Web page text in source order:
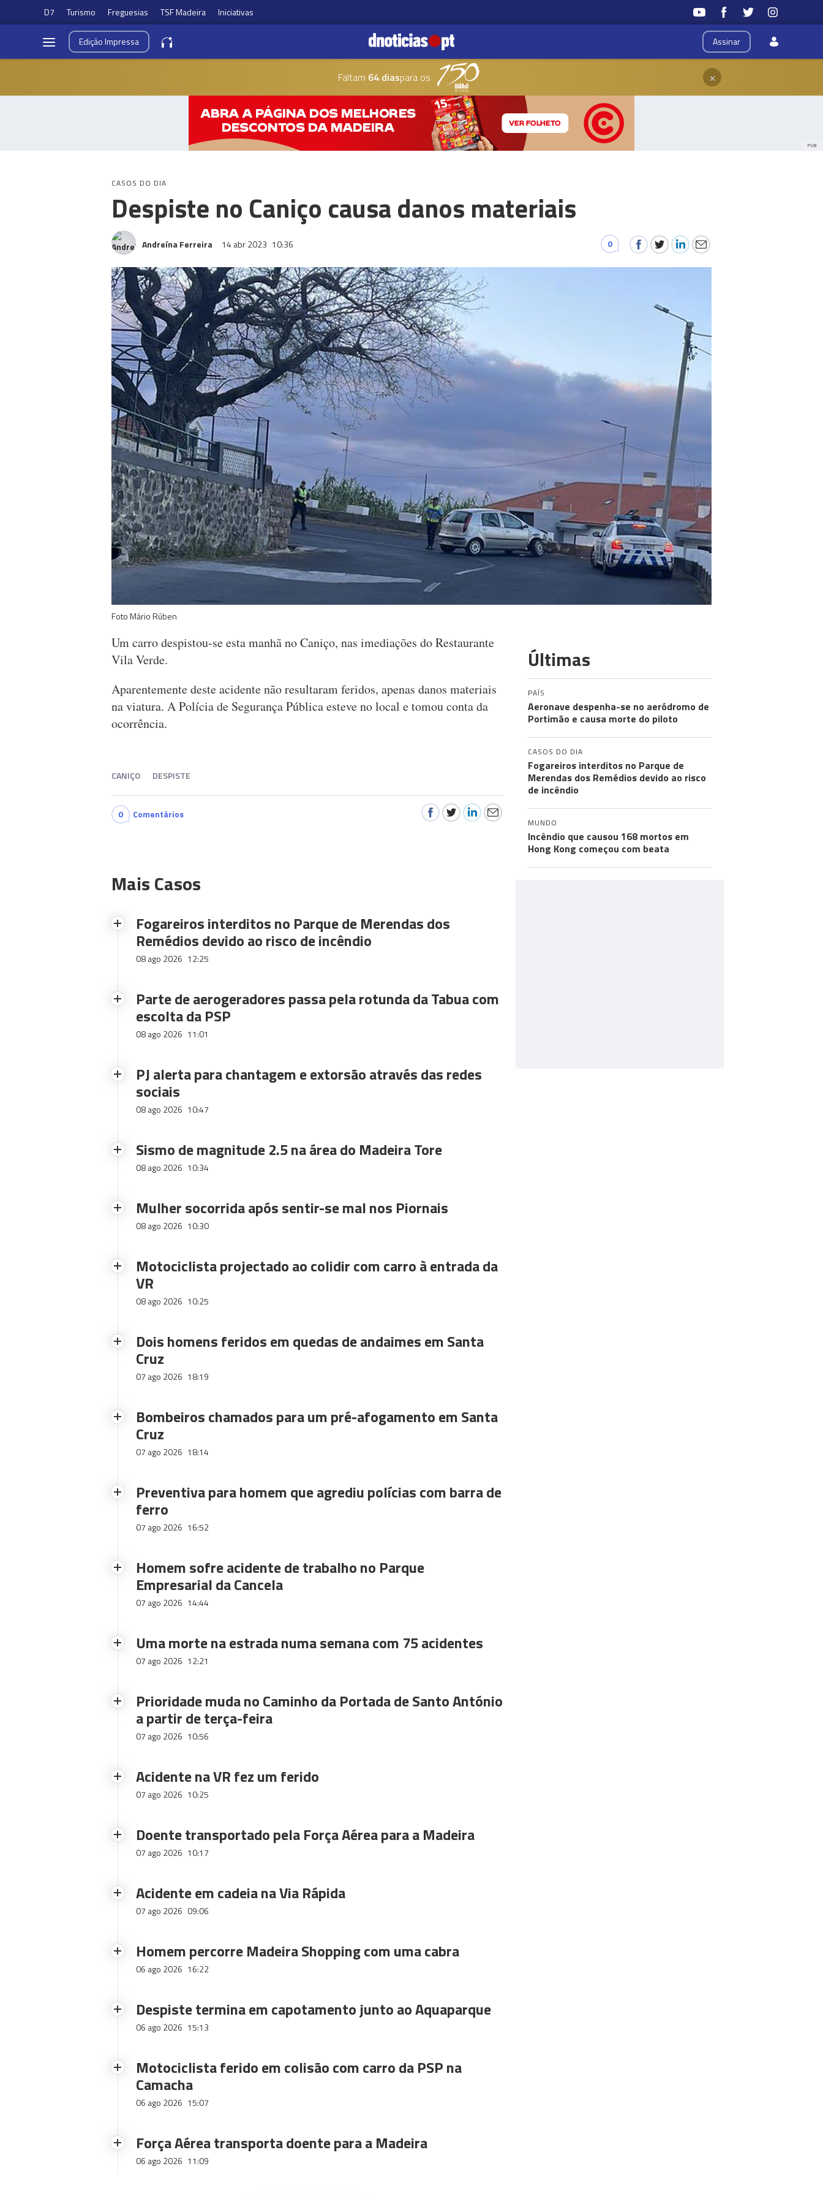
D7 Turismo Freguesias TSF Madeira Iniciativas
Assinar
EdiçãoImpressa
Faltam 64 diaspara os ×
PUB
CASOS DO DIA
Despiste no Caniço causa danos materiais
Andreína Ferreira 14 abr 2023 10:36 0
Foto Mário Rúben
Um carro despistou-se esta manhã no Caniço, nas imediações do Restaurante
Vila Verde.
Aparentemente deste acidente não resultaram feridos, apenas danos materiais
na viatura. A Polícia de Segurança Pública esteve no local e tomou conta da
ocorrência.
CANIÇO DESPISTE
0 Comentários
Mais Casos
Fogareiros interditos no Parque de Merendas dos
Remédios devido ao risco de incêndio
08 ago 2026 12:25
Parte de aerogeradores passa pela rotunda da Tabua com
escolta da PSP
08 ago 2026 11:01
PJ alerta para chantagem e extorsão através das redes
sociais
08 ago 2026 10:47
Sismo de magnitude 2.5 na área do Madeira Tore
08 ago 2026 10:34
Mulher socorrida após sentir-se mal nos Piornais
08 ago 2026 10:30
Motociclista projectado ao colidir com carro à entrada da
VR
08 ago 2026 10:25
Dois homens feridos em quedas de andaimes em Santa
Cruz
07 ago 2026 18:19
Bombeiros chamados para um pré-afogamento em Santa
Cruz
07 ago 2026 18:14
Preventiva para homem que agrediu polícias com barra de
ferro
07 ago 2026 16:52
Homem sofre acidente de trabalho no Parque
Empresarial da Cancela
07 ago 2026 14:44
Uma morte na estrada numa semana com 75 acidentes
07 ago 2026 12:21
Prioridade muda no Caminho da Portada de Santo António
a partir de terça-feira
07 ago 2026 10:56
Acidente na VR fez um ferido
07 ago 2026 10:25
Doente transportado pela Força Aérea para a Madeira
07 ago 2026 10:17
Acidente em cadeia na Via Rápida
07 ago 2026 09:06
Homem percorre Madeira Shopping com uma cabra
06 ago 2026 16:22
Despiste termina em capotamento junto ao Aquaparque
06 ago 2026 15:13
Motociclista ferido em colisão com carro da PSP na
Camacha
06 ago 2026 15:07
Força Aérea transporta doente para a Madeira
06 ago 2026 11:09
Últimas
PAÍS
Aeronave despenha-se no aeródromo de
Portimão e causa morte do piloto
CASOS DO DIA
Fogareiros interditos no Parque de
Merendas dos Remédios devido ao risco
de incêndio
MUNDO
Incêndio que causou 168 mortos em
Hong Kong começou com beata